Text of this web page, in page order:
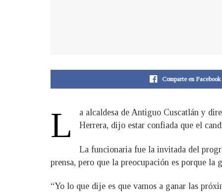
Comparte en Facebook
L
a alcaldesa de Antiguo Cuscatlán y
Herrera, dijo estar confiada que el
La funcionaria fue la invitada del
prensa, pero que la preocupación es porque la
“Yo lo que dije es que vamos a ganar las